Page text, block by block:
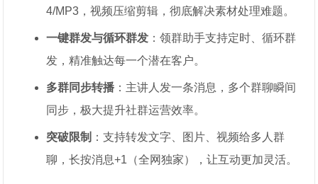
4/MP3，视频压缩剪辑，彻底解决素材处理难题。
一键群发与循环群发 ：领群助手支持定时、循环群
发，精准触达每一个潜在客户。
多群同步转播 ：主讲人发一条消息，多个群聊瞬间
同步，极大提升社群运营效率。
突破限制 ：支持转发文字、图片、视频给多人群
聊，长按消息+1（全网独家），让互动更加灵活。